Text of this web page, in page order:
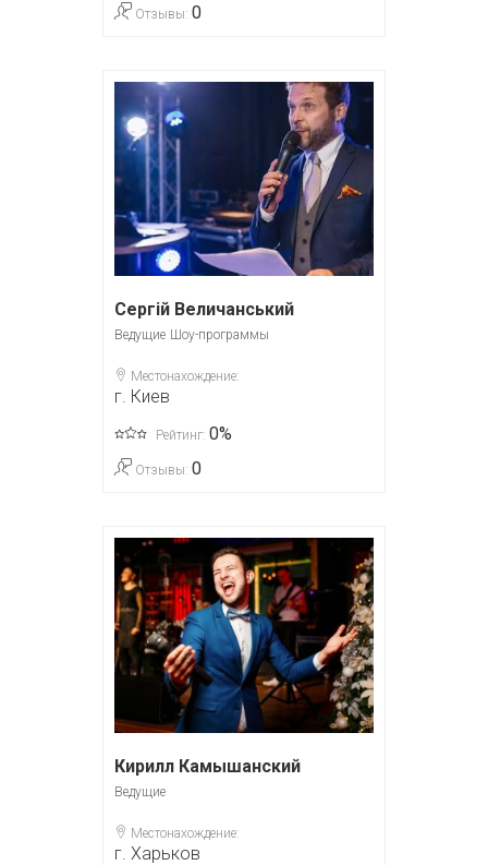
Отзывы: 0
Сергій Величанський
Ведущие Шоу-программы
Местонахождение:
г. Киев
Рейтинг: 0%
Отзывы: 0
Кирилл Камышанский
Ведущие
Местонахождение:
г. Харьков